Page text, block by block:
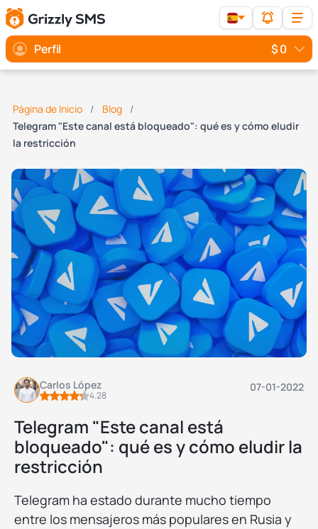
Perfil $ 0
Página de Inicio
Blog
Telegram "Este canal está bloqueado": qué es y cómo eludir
la restricción
Carlos López
4.28
07-01-2022
Telegram "Este canal está
bloqueado": qué es y cómo eludir la
restricción
Telegram ha estado durante mucho tiempo
entre los mensajeros más populares en Rusia y